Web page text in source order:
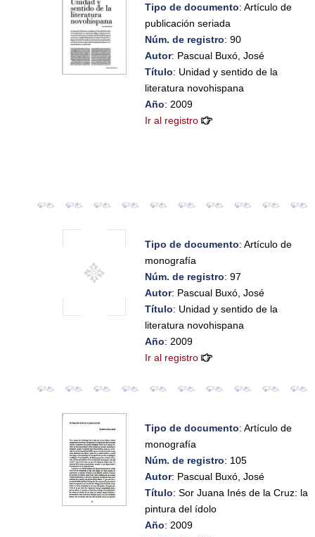
Tipo de documento: Artículo de
publicación seriada
Núm. de registro: 90
Autor: Pascual Buxó, José
Título: Unidad y sentido de la
literatura novohispana
Año: 2009
Ir al registro
Tipo de documento: Artículo de
monografía
Núm. de registro: 97
Autor: Pascual Buxó, José
Título: Unidad y sentido de la
literatura novohispana
Año: 2009
Ir al registro
Tipo de documento: Artículo de
monografía
Núm. de registro: 105
Autor: Pascual Buxó, José
Título: Sor Juana Inés de la Cruz: la
pintura del ídolo
Año: 2009